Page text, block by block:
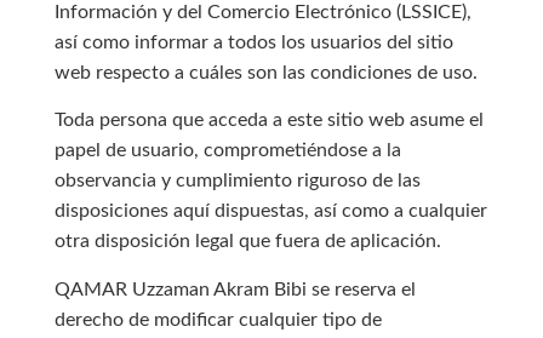
Información y del Comercio Electrónico (LSSICE),
así como informar a todos los usuarios del sitio
web respecto a cuáles son las condiciones de uso.
Toda persona que acceda a este sitio web asume el
papel de usuario, comprometiéndose a la
observancia y cumplimiento riguroso de las
disposiciones aquí dispuestas, así como a cualquier
otra disposición legal que fuera de aplicación.
QAMAR Uzzaman Akram Bibi se reserva el
derecho de modificar cualquier tipo de